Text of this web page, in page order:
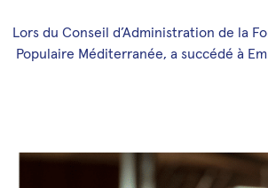
Lors du Conseil d’Administration de la
Populaire Méditerranée, a succédé à